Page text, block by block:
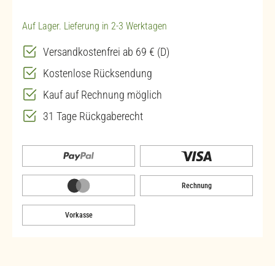
Auf Lager. Lieferung in 2-3 Werktagen
Versandkostenfrei ab 69 € (D)
Kostenlose Rücksendung
Kauf auf Rechnung möglich
31 Tage Rückgaberecht
Rechnung
Vorkasse